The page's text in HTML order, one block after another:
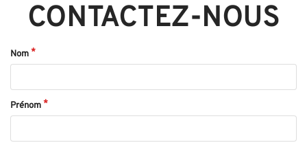
CONTACTEZ-NOUS
Nom
Prénom